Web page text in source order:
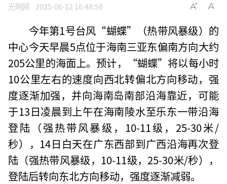
光明网 2025-06-12 16:48:58
今年第1号台风“蝴蝶”（热带风暴级）的
中心今天早晨5点位于海南三亚东偏南方向大约
205公里的海面上。预计，“蝴蝶”将以每小时
10公里左右的速度向西北转偏北方向移动，强
度逐渐加强，并向海南岛南部沿海靠近，可能
于13日凌晨到上午在海南陵水至乐东一带沿海
登陆（强热带风暴级，10-11级，25-30米/
秒），14日白天在广东西部到广西沿海再次登
陆（强热带风暴级，10-11级，25-30米/秒），
登陆后转向东北方向移动，强度逐渐减弱。